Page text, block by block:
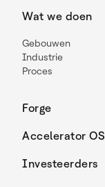
Wat we doen
Gebouwen
Industrie
Proces
Forge
Accelerator OS
Investeerders